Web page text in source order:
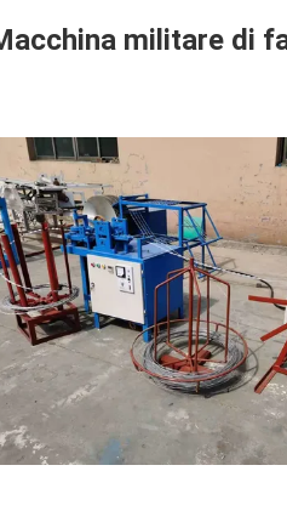
militare di